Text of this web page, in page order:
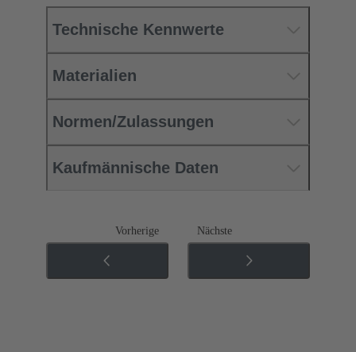
Technische Kennwerte
Materialien
Normen/Zulassungen
Kaufmännische Daten
Vorherige Nächste